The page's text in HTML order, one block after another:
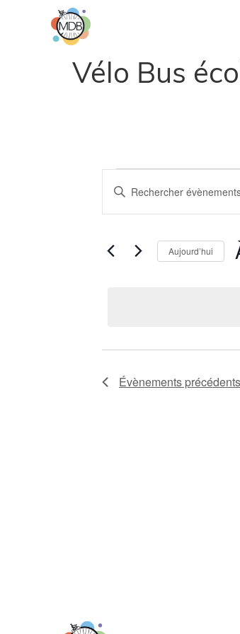
Vélo Bus
Recherche
et
navigation
Évènements
Saisir
mot-
Rechercher
mot-
Aujourd’hui
Évènements précédents